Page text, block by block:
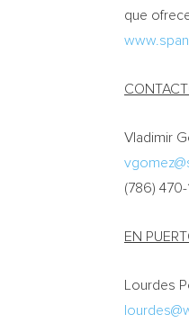
que
Vladimir
(786) 470-
EN
Lourdes